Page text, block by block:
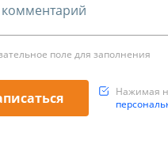
поле для заполнения
Нажимая